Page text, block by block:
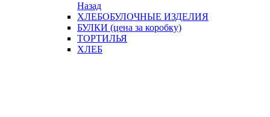
Назад
ХЛЕБОБУЛОЧНЫЕ ИЗДЕЛИЯ
БУЛКИ (цена за коробку)
ТОРТИЛЬЯ
ХЛЕБ